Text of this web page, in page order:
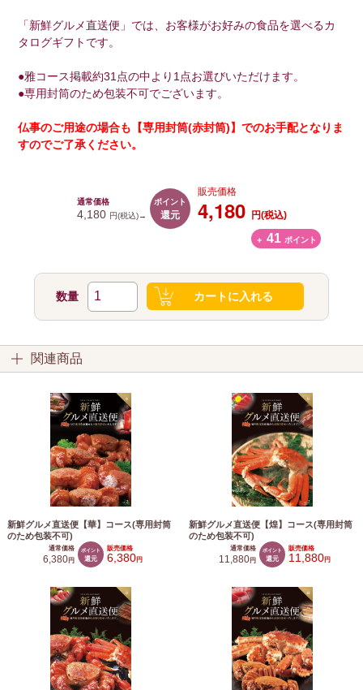
「新鮮グルメ直送便」では、お客様がお好みの食品を選べるカ
タログギフトです。
●雅コース掲載約31点の中より1点お選びいただけます。
●専用封筒のため包装不可でございます。
仏事のご用途の場合も【専用封筒(赤封筒)】でのお手配となりま
すのでご了承ください。
通常価格
4,180 円(税込)→
ポイント
還元
販売価格
4,180 円(税込)
＋ 41 ポイント
数量 カートに入れる
関連商品
新鮮グルメ直送便【華】コース(専用封筒
のため包装不可)
通常価格
6,380円
販売価格
6,380円
ポイント
還元
新鮮グルメ直送便【煌】コース(専用封筒
のため包装不可)
通常価格
11,880円
販売価格
11,880円
ポイント
還元